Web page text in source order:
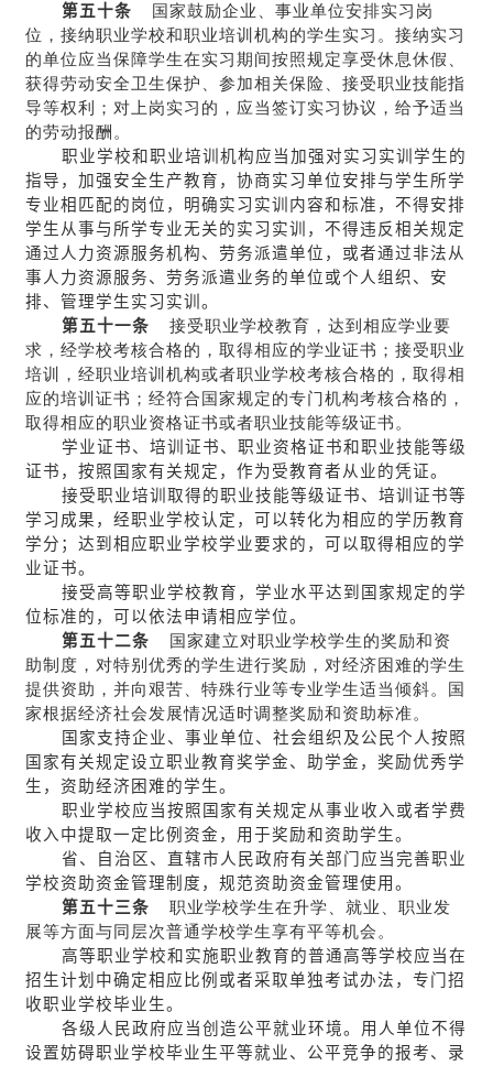
第五十条 国家鼓励企业、事业单位安排实习岗
位，接纳职业学校和职业培训机构的学生实习。接纳实习
的单位应当保障学生在实习期间按照规定享受休息休假、
获得劳动安全卫生保护、参加相关保险、接受职业技能指
导等权利；对上岗实习的，应当签订实习协议，给予适当
的劳动报酬。
职业学校和职业培训机构应当加强对实习实训学生的
指导，加强安全生产教育，协商实习单位安排与学生所学
专业相匹配的岗位，明确实习实训内容和标准，不得安排
学生从事与所学专业无关的实习实训，不得违反相关规定
通过人力资源服务机构、劳务派遣单位，或者通过非法从
事人力资源服务、劳务派遣业务的单位或个人组织、安
排、管理学生实习实训。
第五十一条 接受职业学校教育，达到相应学业要
求，经学校考核合格的，取得相应的学业证书；接受职业
培训，经职业培训机构或者职业学校考核合格的，取得相
应的培训证书；经符合国家规定的专门机构考核合格的，
取得相应的职业资格证书或者职业技能等级证书。
学业证书、培训证书、职业资格证书和职业技能等级
证书，按照国家有关规定，作为受教育者从业的凭证。
接受职业培训取得的职业技能等级证书、培训证书等
学习成果，经职业学校认定，可以转化为相应的学历教育
学分；达到相应职业学校学业要求的，可以取得相应的学
业证书。
接受高等职业学校教育，学业水平达到国家规定的学
位标准的，可以依法申请相应学位。
第五十二条 国家建立对职业学校学生的奖励和资
助制度，对特别优秀的学生进行奖励，对经济困难的学生
提供资助，并向艰苦、特殊行业等专业学生适当倾斜。国
家根据经济社会发展情况适时调整奖励和资助标准。
国家支持企业、事业单位、社会组织及公民个人按照
国家有关规定设立职业教育奖学金、助学金，奖励优秀学
生，资助经济困难的学生。
职业学校应当按照国家有关规定从事业收入或者学费
收入中提取一定比例资金，用于奖励和资助学生。
省、自治区、直辖市人民政府有关部门应当完善职业
学校资助资金管理制度，规范资助资金管理使用。
第五十三条 职业学校学生在升学、就业、职业发
展等方面与同层次普通学校学生享有平等机会。
高等职业学校和实施职业教育的普通高等学校应当在
招生计划中确定相应比例或者采取单独考试办法，专门招
收职业学校毕业生。
各级人民政府应当创造公平就业环境。用人单位不得
设置妨碍职业学校毕业生平等就业、公平竞争的报考、录